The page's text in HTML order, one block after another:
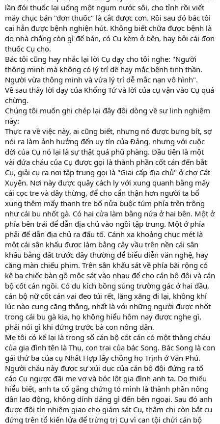
lần đói thuốc lại uống một ngụm nước sôi, cho tỉnh rồi viết
máy chục bản "đơn thuốc" là cắt được cơn. Rồi sau đó bác tôi
cai hẳn được bệnh nghiện hút. Không biết chữa được bệnh là
do nhà chẳng còn gì để bán, có Cụ kèm ở bên, hay bởi cái đơn
thuốc Cụ cho.
Bác tôi cũng hay nhắc lại lời Cụ dạy cho tôi nghe: "Người
thông minh mà không có lý trí dễ hay mắc bệnh tinh thần.
Người vừa thông minh và vừa lý trí dễ mắc nạn vô hình".
Về sau thấy lời dạy của Khổng Tử và lời của cụ vận vào Cụ quá
chừng.
Chúng tôi muốn ghi chép lại đây đôi dòng về sự linh nghiệm
này:
Thực ra về việc này, ai cũng biết, nhưng nó được bưng bít, sợ
nói ra làm ảnh hưởng đến uy tín của Đảng, nhưng với cuộc
đời của Cụ nó lại là sự thật quá phũ phàng. Đầu tiên là một
vài đứa cháu của Cụ được gọi là thành phần cốt cán đến bắt
Cụ, giải cụ ra nơi tập trung gọi là "Giai cấp địa chủ" ở chợ Cát
Xuyên. Nơi này được quây cách ly với xung quanh bằng mấy
cái cọc tre và dây thừng, để cho cẩn thận hơn người ta bổ
xung thêm mấy thanh tre bổ nửa buộc túm phía trên trông
như cái bu nhốt gà. Có hai cửa làm bằng nứa ở hai bên. Một ở
phía bên trái để dẫn địa chủ vào ngồi tập trung. Một ở phía
phải để dẫn địa chủ ra đấu tố. Cánh xa khoảng chục mét là
một cái sân khấu được làm bằng cây vầu trên nền cái sân
khấu bằng đất trước đây thường để biểu diễn văn nghệ, hay
căng màn chiếu phim. Trên sân khấu sát về phía bãi rộng có
kê ba chiếc bàn gỗ mộc sát vào nhau để cho cán bộ đội và cán
bộ cốt cán ngồi. Có du kích bồng súng trường gác ở hai đầu,
cán bộ nữ cốt cán vai đeo túi rết, lăng xăng đi lại, không khí
lúc nào cung căng thẳng, nhất là với những người được nhốt
trong cái bu gà kia, họ không hiểu hôm nay được nghe gì,
phải nói gì khi đứng trước bà con nông dân.
Mẹ tôi có kể lại là trong số cán bộ cốt cán có một thằng cháu
của gia đình tên là Thụ, con trai của bác Song. Bác Song là con
gái thứ ba của cụ Nhất Hợp lấy chồng họ Trịnh ở Văn Phú.
Người cháu này được sự xúi dục của cán bộ đội đứng ra tố
cáo Cụ ngược đãi mẹ vợ và bóc lột gia đình anh ta. Do thiếu
hiểu biết, anh ta cố gắng chứng tỏ mình là thành phần nông
dân lao động, không dính dáng gì đến bên ngoại. Sau đó anh
được đội tín nhiệm giao cho giám sát Cụ, thậm chi còn bắt cụ
đứng trên tổ kiến lửa để trừng trị Cụ vì can tội chửi cán bộ